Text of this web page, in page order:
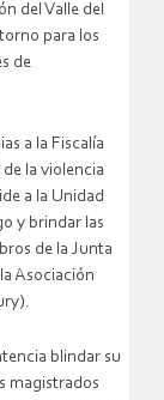
del Valle del
para los
de
a la Fiscalía
la violencia
a la Unidad
y brindar las
de la Junta
Asociación
blindar su
magistrados